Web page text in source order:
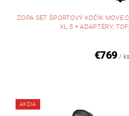
ZOPA SET ŠPORTOVÝ KOČÍK MOVE
XL 5 + ADAPTÉRY,
€769 / ks
AKCIA